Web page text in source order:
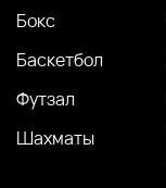
Бокс
Баскетбол
Футзал
Шахматы